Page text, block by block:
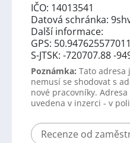
IČO: 14013541
Datová schránka:
Další informace:
GPS:
S-JTSK: -720707.88 -
Poznámka: Tato adresa
nemusí se shodovat s
nové pracovníky.
uvedena v inzerci - v
Recenze od